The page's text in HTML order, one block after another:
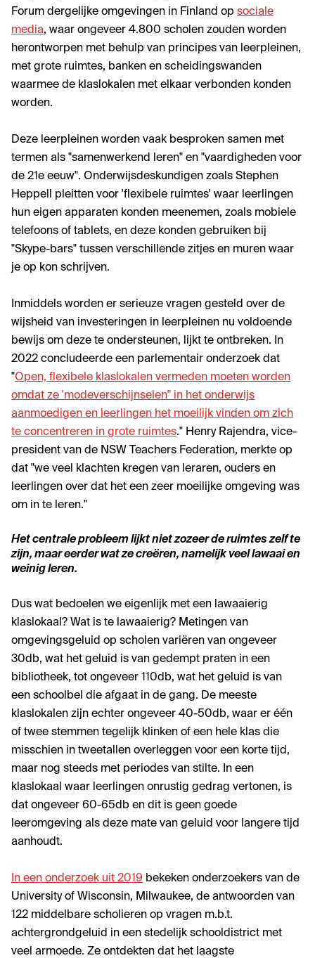
Forum dergelijke omgevingen in Finland op sociale
media, waar ongeveer 4.800 scholen zouden worden
herontworpen met behulp van principes van leerpleinen,
met grote ruimtes, banken en scheidingswanden
waarmee de klaslokalen met elkaar verbonden konden
worden.
Deze leerpleinen worden vaak besproken samen met
termen als "samenwerkend leren" en "vaardigheden voor
de 21e eeuw". Onderwijsdeskundigen zoals Stephen
Heppell pleitten voor 'flexibele ruimtes' waar leerlingen
hun eigen apparaten konden meenemen, zoals mobiele
telefoons of tablets, en deze konden gebruiken bij
"Skype-bars" tussen verschillende zitjes en muren waar
je op kon schrijven.
Inmiddels worden er serieuze vragen gesteld over de
wijsheid van investeringen in leerpleinen nu voldoende
bewijs om deze te ondersteunen, lijkt te ontbreken. In
2022 concludeerde een parlementair onderzoek dat
"Open, flexibele klaslokalen vermeden moeten worden
omdat ze 'modeverschijnselen" in het onderwijs
aanmoedigen en leerlingen het moeilijk vinden om zich
te concentreren in grote ruimtes." Henry Rajendra, vice-
president van de NSW Teachers Federation, merkte op
dat "we veel klachten kregen van leraren, ouders en
leerlingen over dat het een zeer moeilijke omgeving was
om in te leren."
Het centrale probleem lijkt niet zozeer de ruimtes zelf te
zijn, maar eerder wat ze creëren, namelijk veel lawaai en
weinig leren.
Dus wat bedoelen we eigenlijk met een lawaaierig
klaslokaal? Wat is te lawaaierig? Metingen van
omgevingsgeluid op scholen variëren van ongeveer
30db, wat het geluid is van gedempt praten in een
bibliotheek, tot ongeveer 110db, wat het geluid is van
een schoolbel die afgaat in de gang. De meeste
klaslokalen zijn echter ongeveer 40-50db, waar er één
of twee stemmen tegelijk klinken of een hele klas die
misschien in tweetallen overleggen voor een korte tijd,
maar nog steeds met periodes van stilte. In een
klaslokaal waar leerlingen onrustig gedrag vertonen, is
dat ongeveer 60-65db en dit is geen goede
leeromgeving als deze mate van geluid voor langere tijd
aanhoudt.
In een onderzoek uit 2019 bekeken onderzoekers van de
University of Wisconsin, Milwaukee, de antwoorden van
122 middelbare scholieren op vragen m.b.t.
achtergrondgeluid in een stedelijk schooldistrict met
veel armoede. Ze ontdekten dat het laagste